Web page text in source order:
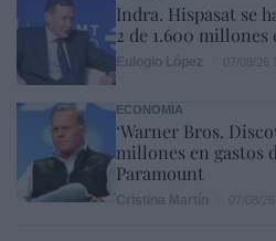
Indra. Hispasat se
2 de 1.600 millones
ECONOMÍA
‘Warner Bros.
millones en gastos
Paramount